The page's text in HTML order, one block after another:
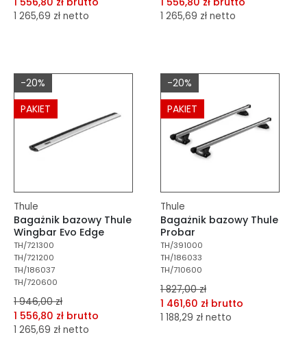
1 265,69 zł netto
Do koszyka
1 265,69 zł netto
Do koszyka
-20%
PAKIET
Thule
Bagażnik bazowy Thule
Wingbar Evo Edge
TH/721300
TH/721200
TH/186037
TH/720600
1 946,00 zł
1 556,80 zł brutto
1 265,69 zł netto
-20%
PAKIET
Thule
Bagażnik bazowy Thule
Probar
TH/391000
TH/186033
TH/710600
1 827,00 zł
1 461,60 zł brutto
1 188,29 zł netto